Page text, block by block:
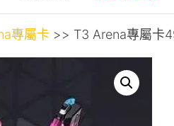
專屬卡 >> T3 Arena專屬卡